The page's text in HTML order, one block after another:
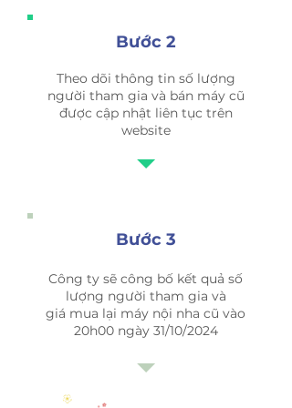
Bước 2
Theo dõi thông tin số lượng
người tham gia và bán máy cũ
được cập nhật liên tục trên
website
Bước 3
Công ty sẽ công bố kết quả số
lượng người tham gia và
giá mua lại máy nội nha cũ vào
20h00 ngày 31/10/2024